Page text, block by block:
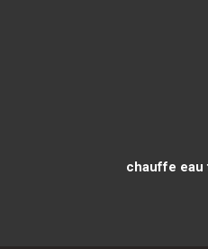
chauffe eau